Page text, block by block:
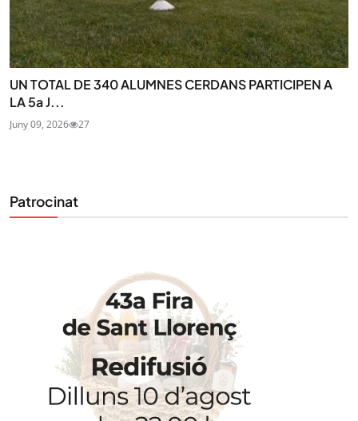
UN TOTAL DE 340 ALUMNES CERDANS PARTICIPEN A
LA 5a J...
Juny 09, 2026 27
Patrocinat
Tota l’actualitat, seleccionada i enviada directament
al teu correu. Subscriu-te al nostre butlletí i segueix
SUBSCRIU-TE